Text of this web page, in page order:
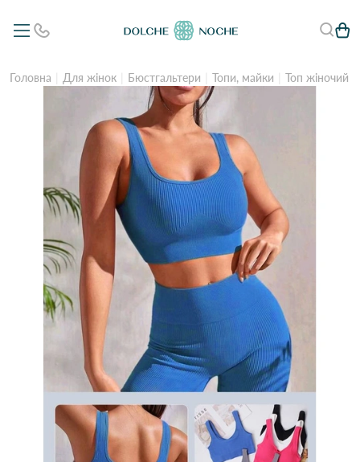
Головна Для жінок Бюстгальтери Топи, майки Топ жіночий